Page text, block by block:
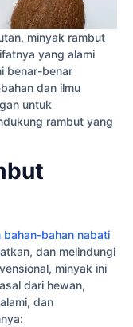
minyak rambut
yang alami
benar-benar
dan ilmu
untuk
rambut yang
bahan nabati
dan melindungi
minyak ini
dari hewan,
dan